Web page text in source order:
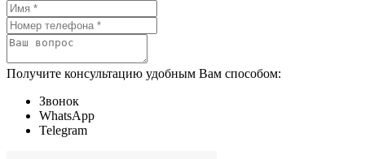
Получите консультацию удобным Вам способом:
Звонок
WhatsApp
Telegram